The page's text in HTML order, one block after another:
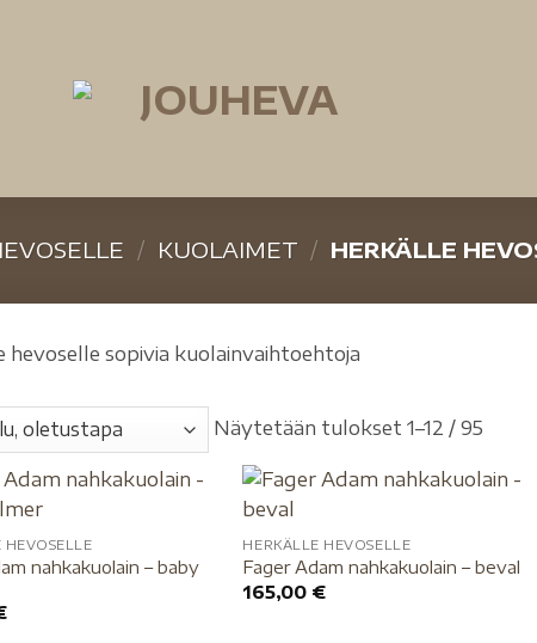
/ KUOLAIMET / HERKÄLLE
hevoselle sopivia kuolainvaihtoehtoja
Näytetään tulokset 1–12 / 95
HEVOSELLE
nahkakuolain – baby
HERKÄLLE HEVOSELLE
Fager Adam nahkakuolain – beval
165,00 €